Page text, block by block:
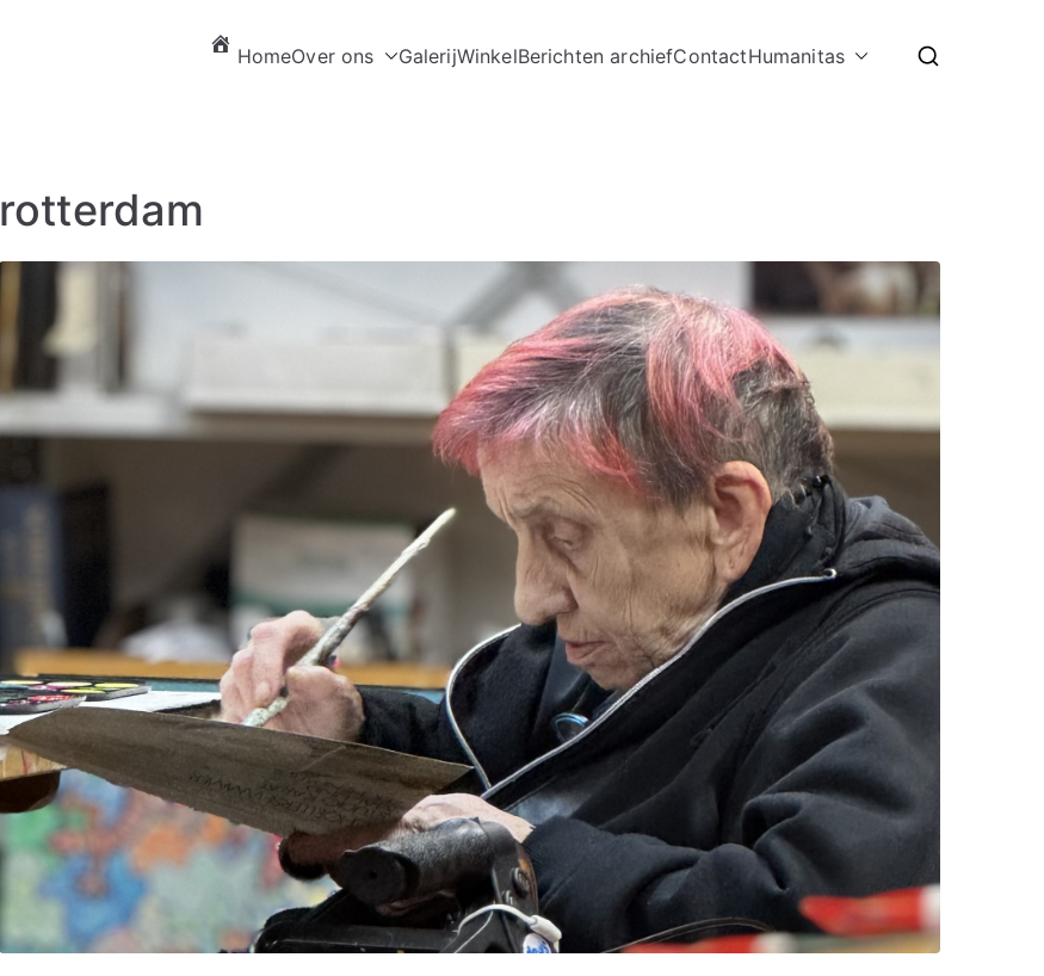
HomeOver ons GalerijWinkelBerichten archiefContactHumanitas
rotterdam